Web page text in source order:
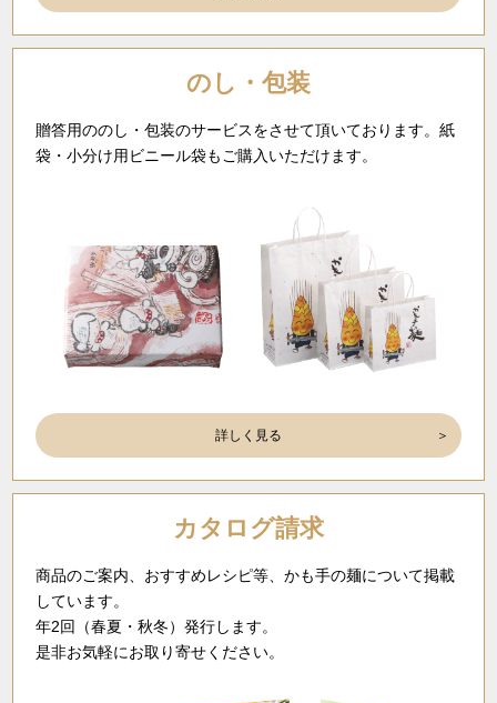
のし・包装
贈答用ののし・包装のサービスをさせて頂いております。紙
袋・小分け用ビニール袋もご購入いただけます。
詳しく見る
カタログ請求
商品のご案内、おすすめレシピ等、かも手の麺について掲載
しています。
年2回（春夏・秋冬）発行します。
是非お気軽にお取り寄せください。